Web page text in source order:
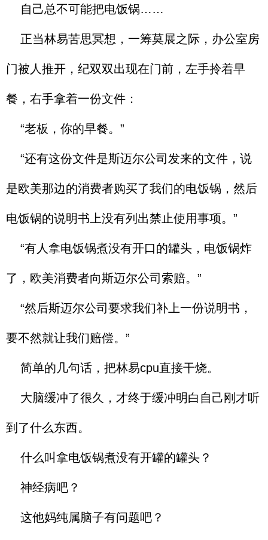
自己总不可能把电饭锅……
正当林易苦思冥想，一筹莫展之际，办公室房
门被人推开，纪双双出现在门前，左手拎着早
餐，右手拿着一份文件：
“老板，你的早餐。”
“还有这份文件是斯迈尔公司发来的文件，说
是欧美那边的消费者购买了我们的电饭锅，然后
电饭锅的说明书上没有列出禁止使用事项。”
“有人拿电饭锅煮没有开口的罐头，电饭锅炸
了，欧美消费者向斯迈尔公司索赔。”
“然后斯迈尔公司要求我们补上一份说明书，
要不然就让我们赔偿。”
简单的几句话，把林易cpu直接干烧。
大脑缓冲了很久，才终于缓冲明白自己刚才听
到了什么东西。
什么叫拿电饭锅煮没有开罐的罐头？
神经病吧？
这他妈纯属脑子有问题吧？